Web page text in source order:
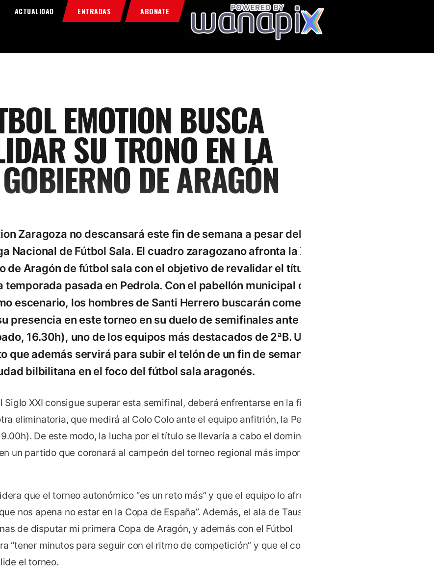
ACTUALIDAD ENTRADAS ABONATE
Home
Food & Drink
EMOTION BUSCA
SU TRONO EN LA
DE ARAGÓN
Zaragoza no descansará este fin de semana a pesar del
Nacional de Fútbol Sala. El cuadro zaragozano afronta la XII
de Aragón de fútbol sala con el objetivo de revalidar el título
temporada pasada en Pedrola. Con el pabellón municipal de
escenario, los hombres de Santi Herrero buscarán comenzar
presencia en este torneo en su duelo de semifinales ante el
16.30h), uno de los equipos más destacados de 2ªB. Un
que además servirá para subir el telón de un fin de semana que
bilbilitana en el foco del fútbol sala aragonés.
Siglo XXI consigue superar esta semifinal, deberá enfrentarse en la final al
eliminatoria, que medirá al Colo Colo ante el equipo anfitrión, la Peña La
De este modo, la lucha por el título se llevaría a cabo el domingo a
un partido que coronará al campeón del torneo regional más importante
que el torneo autonómico “es un reto más” y que el equipo lo afronta
nos apena no estar en la Copa de España”. Además, el ala de Tauste se
de disputar mi primera Copa de Aragón, y además con el Fútbol
“tener minutos para seguir con el ritmo de competición” y que el conjunto
el torneo.